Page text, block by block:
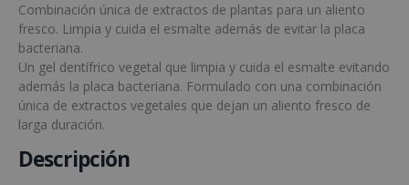
Combinación única de extractos de plantas para un aliento
fresco. Limpia y cuida el esmalte además de evitar la placa
bacteriana.
Un gel dentífrico vegetal que limpia y cuida el esmalte evitando
además la placa bacteriana. Formulado con una combinación
única de extractos vegetales que dejan un aliento fresco de
larga duración.
Descripción